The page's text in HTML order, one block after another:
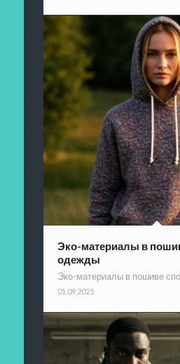
Эко-материалы в
одежды
Эко-материалы в пошиве
01.09.2025